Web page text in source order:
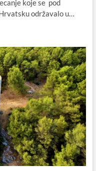
koje se pod
održavalo u…